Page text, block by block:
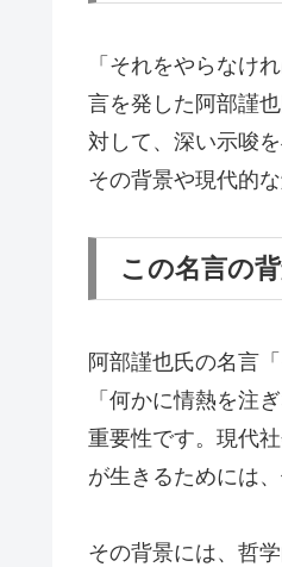
「それをやらなけ
言を発した阿部謹
対して、深い示唆
その背景や現代的
この名言の
阿部謹也氏の名言
「何かに情熱を注
重要性です。現代
が生きるためには
その背景には、哲